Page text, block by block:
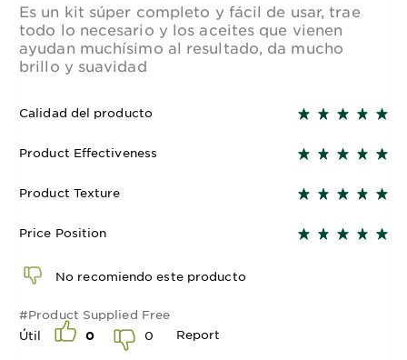
Es un kit súper completo y fácil de usar, trae
todo lo necesario y los aceites que vienen
ayudan muchísimo al resultado, da mucho
brillo y suavidad
Calidad del producto
Product Effectiveness
Product Texture
Price Position
No recomiendo este producto
#Product Supplied Free
Útil
0 0 Report